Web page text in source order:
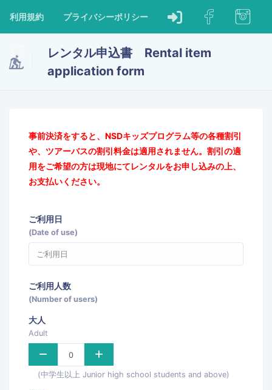
利用規約 プライバシーポリシー
レンタル申込書 Rental item
application form
事前決済をすると、NSDキッズプログラム等の各種割引
や、ツアーバスの割引料金は適用されません。割引の適
用をご希望の方は現地にてレンタルをお申し込みの上、
お支払いください。
ご利用日
(Date of use)
ご利用人数
(Number of users)
大人
Adult
(中学生以上 Junior high school students and above)